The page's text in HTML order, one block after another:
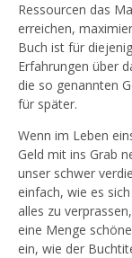
Ressourcen das
erreichen,
Buch ist für
Erfahrungen über
die so genannten
für später.
Wenn im Leben
Geld mit ins Grab
unser schwer
einfach, wie es
alles zu
eine Menge
ein, wie der